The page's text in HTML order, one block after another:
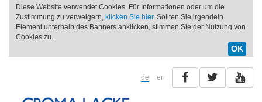
Diese Website verwendet Cookies. Für Informationen oder um die
Zustimmung zu verweigern, klicken Sie hier. Sollten Sie irgendein
Element unterhalb des Banners anklicken, stimmen Sie der Nutzung von
Cookies zu.
OK
de en